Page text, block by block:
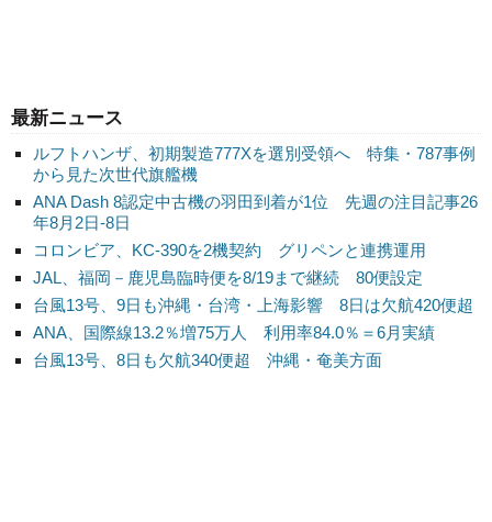
最新ニュース
ルフトハンザ、初期製造777Xを選別受領へ 特集・787事例
から見た次世代旗艦機
ANA Dash 8認定中古機の羽田到着が1位 先週の注目記事26
年8月2日-8日
コロンビア、KC-390を2機契約 グリペンと連携運用
JAL、福岡－鹿児島臨時便を8/19まで継続 80便設定
台風13号、9日も沖縄・台湾・上海影響 8日は欠航420便超
ANA、国際線13.2％増75万人 利用率84.0％＝6月実績
台風13号、8日も欠航340便超 沖縄・奄美方面